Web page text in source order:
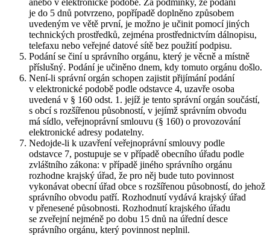
anebo v elektronické podobě. Za podmínky, že podání
je do 5 dnů potvrzeno, popřípadě doplněno způsobem
uvedeným ve větě první, je možno je učinit pomocí jiných
technických prostředků, zejména prostřednictvím dálnopisu,
telefaxu nebo veřejné datové sítě bez použití podpisu.
Podání se činí u správního orgánu, který je věcně a místně
příslušný. Podání je učiněno dnem, kdy tomuto orgánu došlo.
Není-li správní orgán schopen zajistit přijímání podání
v elektronické podobě podle odstavce 4, uzavře osoba
uvedená v § 160 odst. 1. jejíž je tento správní orgán součástí,
s obcí s rozšířenou působností, v jejímž správním obvodu
má sídlo, veřejnoprávní smlouvu (§ 160) o provozování
elektronické adresy podatelny.
Nedojde-li k uzavření veřejnoprávní smlouvy podle
odstavce 7, postupuje se v případě obecního úřadu podle
zvláštního zákona: v případě jiného správního orgánu
rozhodne krajský úřad, že pro něj bude tuto povinnost
vykonávat obecní úřad obce s rozšířenou působností, do jehož
správního obvodu patří. Rozhodnutí vydává krajský úřad
v přenesené působnosti. Rozhodnutí krajského úřadu
se zveřejní nejméně po dobu 15 dnů na úřední desce
správního orgánu, který povinnost neplnil.